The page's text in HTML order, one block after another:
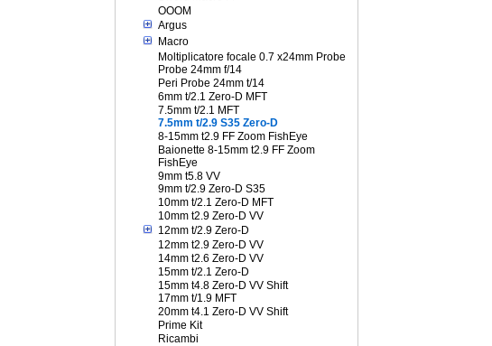
OOOM
Argus
Macro
Moltiplicatore focale 0.7 x24mm Probe
Probe 24mm f/14
Peri Probe 24mm t/14
6mm t/2.1 Zero-D MFT
7.5mm t/2.1 MFT
7.5mm t/2.9 S35 Zero-D
8-15mm t2.9 FF Zoom FishEye
Baionette 8-15mm t2.9 FF Zoom
FishEye
9mm t5.8 VV
9mm t/2.9 Zero-D S35
10mm t/2.1 Zero-D MFT
10mm t2.9 Zero-D VV
12mm t/2.9 Zero-D
12mm t2.9 Zero-D VV
14mm t2.6 Zero-D VV
15mm t/2.1 Zero-D
15mm t4.8 Zero-D VV Shift
17mm t/1.9 MFT
20mm t4.1 Zero-D VV Shift
Prime Kit
Ricambi